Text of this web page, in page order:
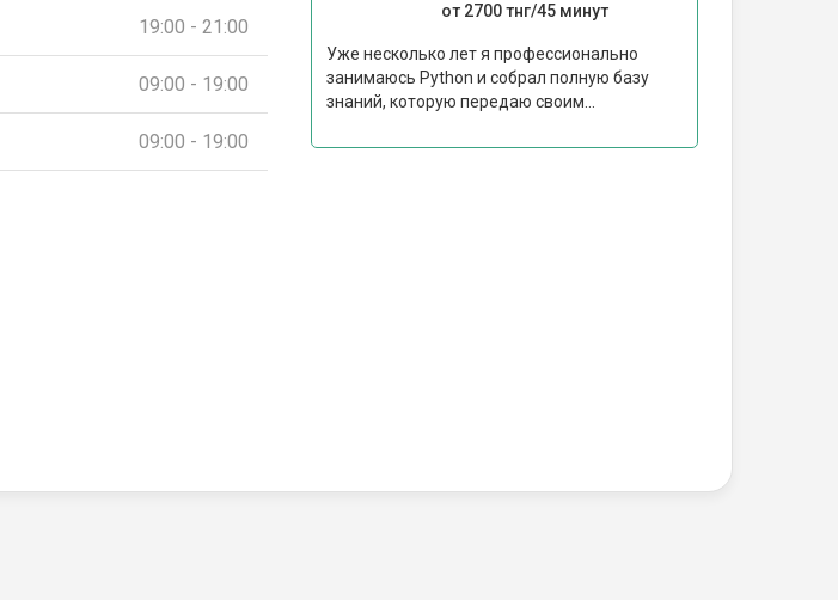
19:00 - 21:00
09:00 - 19:00
09:00 - 19:00
от 2700 тнг/45 минут
Уже несколько лет я профессионально
занимаюсь Python и собрал полную базу
знаний, которую передаю своим...